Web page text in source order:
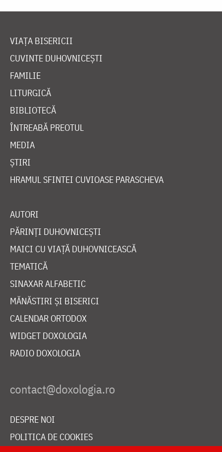
VIAȚA BISERICII
CUVINTE DUHOVNICEȘTI
FAMILIE
LITURGICĂ
BIBLIOTECĂ
ÎNTREABĂ PREOTUL
MEDIA
ȘTIRI
HRAMUL SFINTEI CUVIOASE PARASCHEVA
AUTORI
PĂRINȚI DUHOVNICEȘTI
MAICI CU VIAȚĂ DUHOVNICEASCĂ
TEMATICĂ
SINAXAR ALFABETIC
MĂNĂSTIRI ȘI BISERICI
CALENDAR ORTODOX
WIDGET DOXOLOGIA
RADIO DOXOLOGIA
DESPRE NOI
POLITICA DE COOKIES